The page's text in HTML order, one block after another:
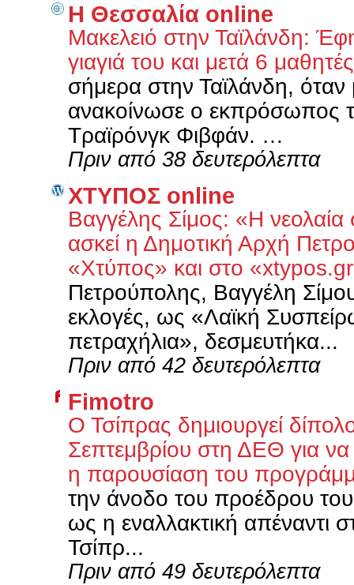
Η Θεσσαλία online
Μακελειό στην Ταϊλάνδη:
γιαγιά του και μετά 6
σήμερα στην Ταϊλάνδη,
ανακοίνωσε ο εκπρόσωπος
Τραϊρόνγκ Φιβφάν. …
Πριν από 38 δευτερόλεπτα
XΤΥΠΟΣ online
Βαγγέλης Σίμος: «Η νεολαία
ασκεί η Δημοτική Αρχή
«Χτύπος» και στο
Πετρούπολης, Βαγγέλη Σίμου
εκλογές, ως «Λαϊκή
πετραχήλια», δεσμευτήκα...
Πριν από 42 δευτερόλεπτα
Fimotro
Ο Τσίπρας δημιουργεί
Σεπτεμβρίου στη ΔΕΘ για
η παρουσίαση του
την άνοδο του προέδρου
ως η εναλλακτική απέναντι
Τσίπρ...
Πριν από 49 δευτερόλεπτα